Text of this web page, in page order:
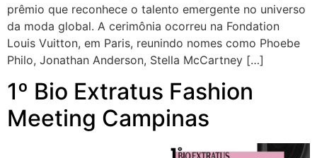
prêmio que reconhece o talento emergente no universo
da moda global. A cerimônia ocorreu na Fondation
Louis Vuitton, em Paris, reunindo nomes como Phoebe
Philo, Jonathan Anderson, Stella McCartney […]
1º Bio Extratus Fashion
Meeting Campinas